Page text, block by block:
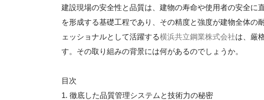
建設現場の安全性と品質は、建物の寿命や使用者の安全に
を形成する基礎工程であり、その精度と強度が建物全体
ェッショナルとして活躍する横浜共立鋼業株式会社は、厳
す。その取り組みの背景には何があるのでしょうか。
目次
1. 徹底した品質管理システムと技術力の秘密